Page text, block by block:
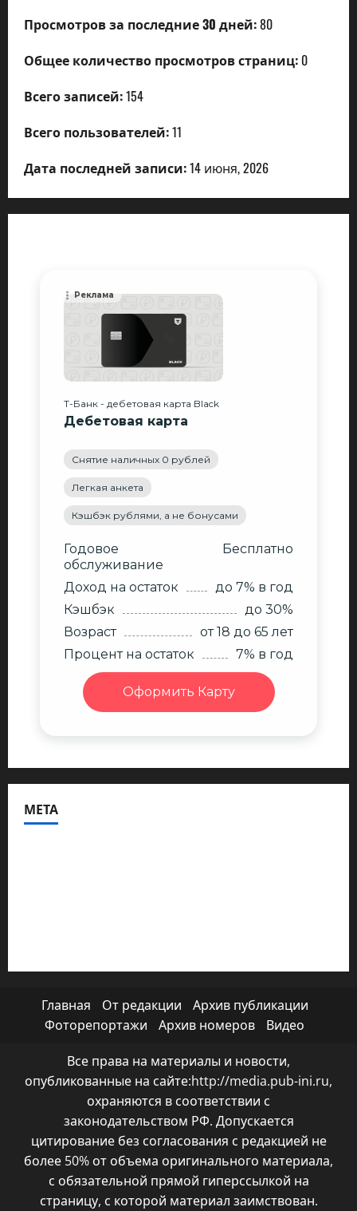
Просмотров за последние 30 дней:80
Общее количество просмотров страниц: 0
Всего записей:154
Всего пользователей:11
Дата последней записи:14 июня, 2026
Реклама
Т-Банк - дебетовая карта Black
Дебетовая карта
Снятие наличных 0 рублей
Легкая анкета
Кэшбэк рублями, а не бонусами
Годовое
обслуживание
Бесплатно
Доход на остаток
до 7% в год
Кэшбэк
до 30%
Возраст
от 18 до 65 лет
Процент на остаток
7% в год
Оформить Карту
МЕТА
Главная От редакции
Архив публикации
Фоторепортажи
Архив номеров Видео
Все права на материалы и новости,
опубликованные на сайте:http://media.pub-ini.ru,
охраняются в соответствии с
законодательством РФ. Допускается
цитирование без согласования с редакцией не
более 50% от объема оригинального материала,
с обязательной прямой гиперссылкой на
страницу, с которой материал заимствован.